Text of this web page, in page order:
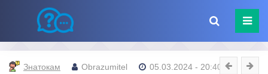
Знатокам Obrazumitel 05.03.2024 - 20:40